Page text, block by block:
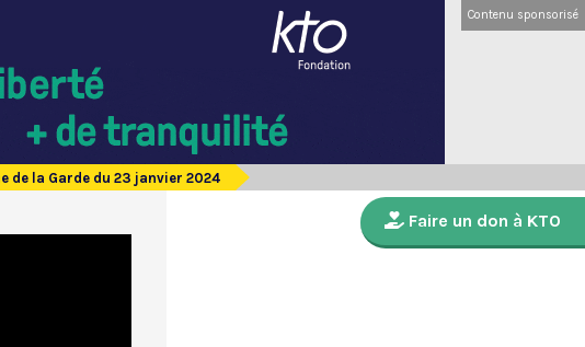
Contenu sponsorisé
de la Garde du 23 janvier 2024
Faire un don à KTO